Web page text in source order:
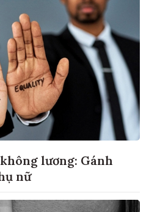
lương: Gánh
nữ